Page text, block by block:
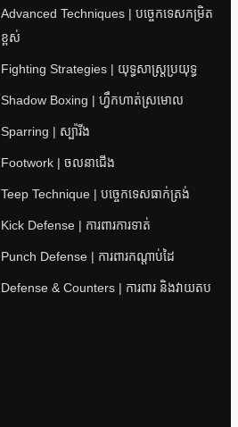
Advanced Techniques | បច្ចេកទេសកម្រិត
ខ្ពស់
Fighting Strategies | យុទ្ធសាស្ត្រប្រយុទ្ធ
Shadow Boxing | ហ្វឹកហាត់ស្រមោល
Sparring | ស្ប៉ារីង
Footwork | ចលនាជើង
Teep Technique | បច្ចេកទេសធាក់ត្រង់
Kick Defense | ការពារការទាត់
Punch Defense | ការពារកណ្តាប់ដៃ
Defense & Counters | ការពារ និងវាយតប